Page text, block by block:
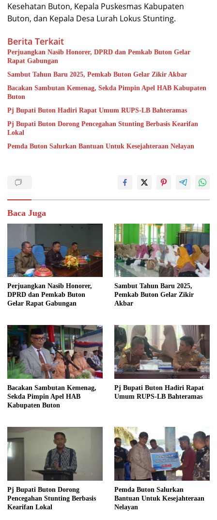
Kesehatan Buton, Kepala Puskesmas Kabupaten
Buton, dan Kepala Desa Lurah Lokus Stunting.
Berita Terkait
Perjuangkan Nasib Honorer, DPRD dan Pemkab Buton Gelar
Rapat Gabungan
Sambut Tahun Baru 2025, Pemkab Buton Gelar Zikir Akbar
Bacakan Sambutan Kemenag, Sekda Pimpin Apel HAB Kabupaten
Buton
Pj Bupati Buton Hadiri Rapat Umum RUPS-LB Bahteramas
Pj Bupati Buton Dorong Pencegahan Stunting Berbasis Kearifan
Lokal
Pemda Buton Salurkan Bantuan Untuk Kesejahteraan Nelayan
Baca Juga
Perjuangkan Nasib Honorer,
DPRD dan Pemkab Buton
Gelar Rapat Gabungan
Sambut Tahun Baru 2025,
Pemkab Buton Gelar Zikir
Akbar
Bacakan Sambutan Kemenag,
Sekda Pimpin Apel HAB
Kabupaten Buton
Pj Bupati Buton Hadiri Rapat
Umum RUPS-LB Bahteramas
Pj Bupati Buton Dorong
Pencegahan Stunting Berbasis
Kearifan Lokal
Pemda Buton Salurkan
Bantuan Untuk Kesejahteraan
Nelayan